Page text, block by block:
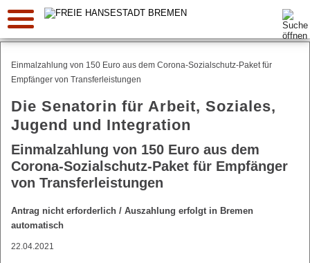
Suche:
Einmalzahlung von 150 Euro aus dem Corona-Sozialschutz-Paket für
Empfänger von Transferleistungen
Die Senatorin für Arbeit, Soziales,
Jugend und Integration
Einmalzahlung von 150 Euro aus dem
Corona-Sozialschutz-Paket für Empfänger
von Transferleistungen
Antrag nicht erforderlich / Auszahlung erfolgt in Bremen
automatisch
22.04.2021